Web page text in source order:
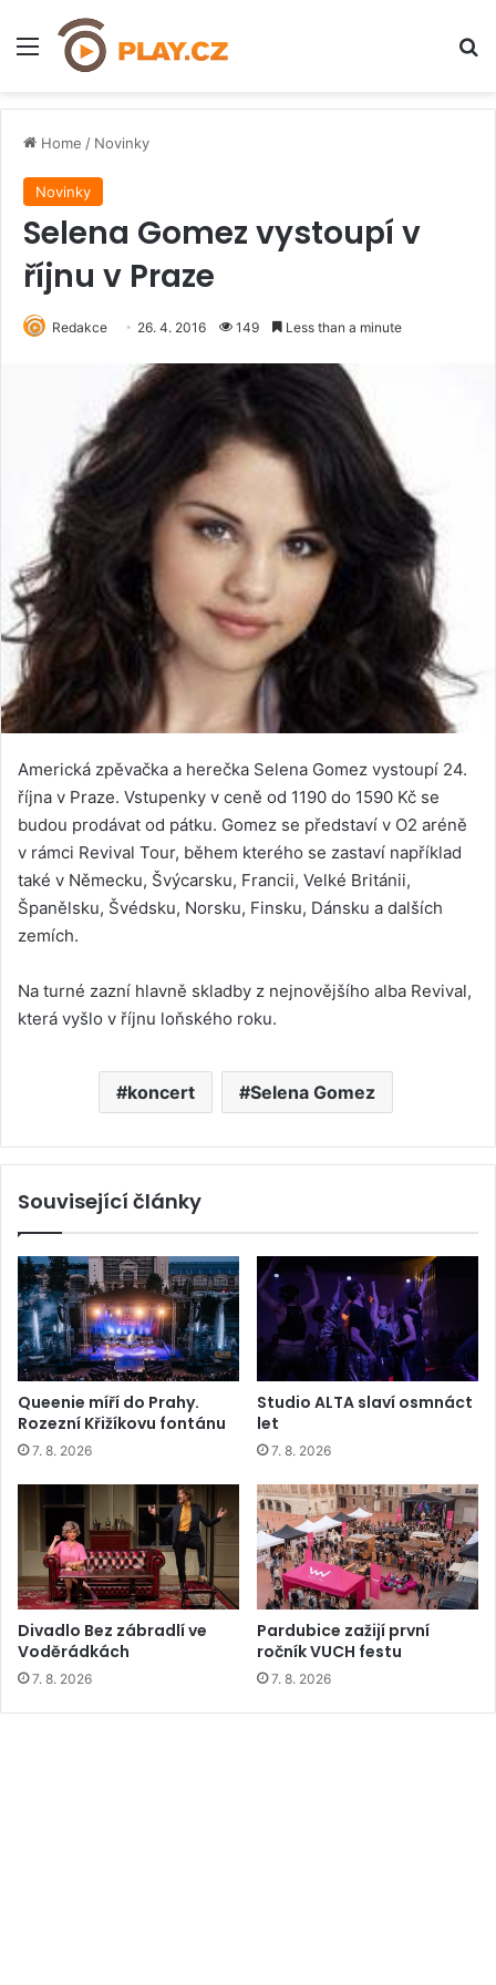
Menu
Home / Novinky
Novinky
Selena Gomez vystoupí v
říjnu v Praze
Redakce 26. 4. 2016 149 Less than a minute
Americká zpěvačka a herečka Selena Gomez vystoupí 24.
října v Praze. Vstupenky v ceně od 1190 do 1590 Kč se
budou prodávat od pátku. Gomez se představí v O2 aréně
v rámci Revival Tour, během kterého se zastaví například
také v Německu, Švýcarsku, Francii, Velké Británii,
Španělsku, Švédsku, Norsku, Finsku, Dánsku a dalších
zemích.
Na turné zazní hlavně skladby z nejnovějšího alba Revival,
která vyšlo v říjnu loňského roku.
koncert Selena Gomez
Související články
Queenie míří do Prahy.
Rozezní Křižíkovu fontánu
7. 8. 2026
Studio ALTA slaví osmnáct
let
7. 8. 2026
Divadlo Bez zábradlí ve
Voděrádkách
7. 8. 2026
Pardubice zažijí první
ročník VUCH festu
7. 8. 2026